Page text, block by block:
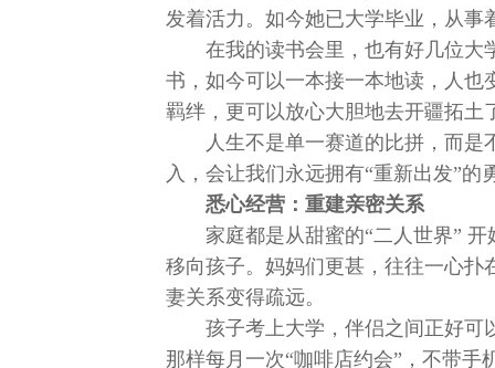
发着活力。如今她已大学毕业，从事
在我的读书会里，也有好几位大
书，如今可以一本接一本地读，人
羁绊，更可以放心大胆地去开疆拓土
人生不是单一赛道的比拼，而
入，会让我们永远拥有“重新出发”的
悉心经营：重建亲密关系
家庭都是从甜蜜的“二人世界”
移向孩子。妈妈们更甚，往往一心
妻关系变得疏远。
孩子考上大学，伴侣之间正好可
那样每月一次“咖啡店约会”，不带